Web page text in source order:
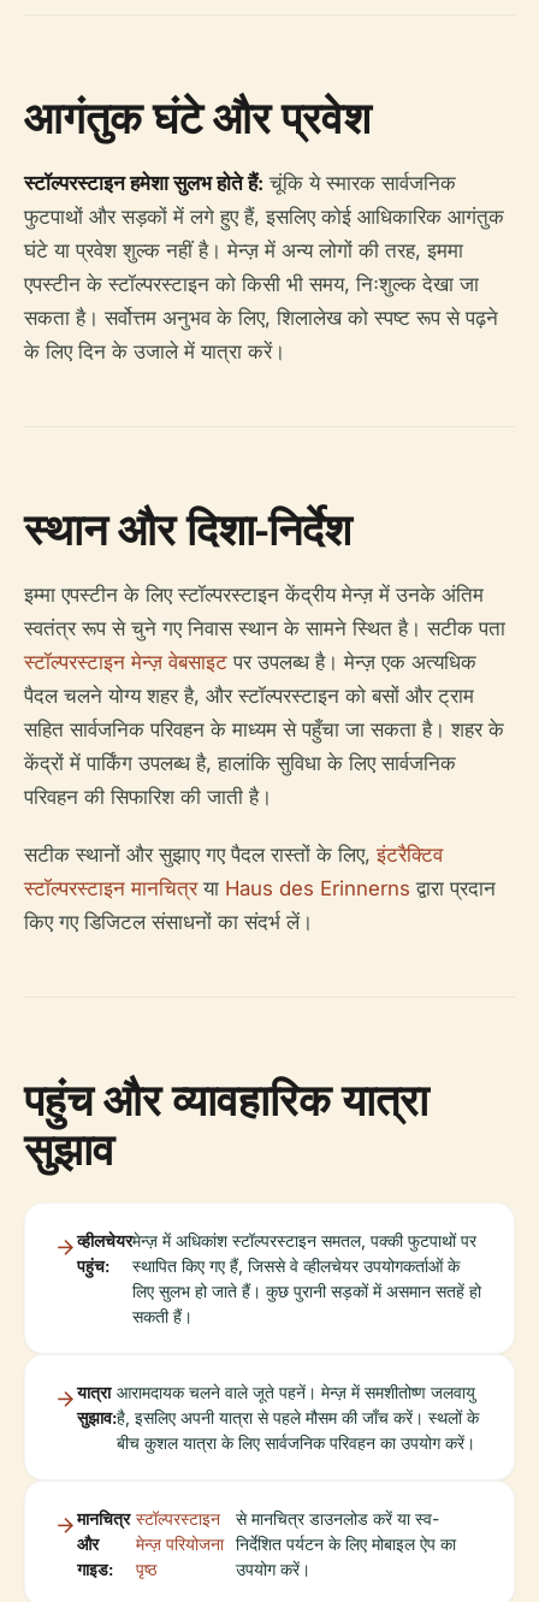
आगंतुक घंटे और प्रवेश
स्टॉल्परस्टाइन हमेशा सुलभ होते हैं: चूंकि ये स्मारक सार्वजनिक
फुटपाथों और सड़कों में लगे हुए हैं, इसलिए कोई आधिकारिक आगंतुक
घंटे या प्रवेश शुल्क नहीं है। मेन्ज़ में अन्य लोगों की तरह, इममा
एपस्टीन के स्टॉल्परस्टाइन को किसी भी समय, निःशुल्क देखा जा
सकता है। सर्वोत्तम अनुभव के लिए, शिलालेख को स्पष्ट रूप से पढ़ने
के लिए दिन के उजाले में यात्रा करें।
स्थान और दिशा-निर्देश
इम्मा एपस्टीन के लिए स्टॉल्परस्टाइन केंद्रीय मेन्ज़ में उनके अंतिम
स्वतंत्र रूप से चुने गए निवास स्थान के सामने स्थित है। सटीक पता
स्टॉल्परस्टाइन मेन्ज़ वेबसाइट पर उपलब्ध है। मेन्ज़ एक अत्यधिक
पैदल चलने योग्य शहर है, और स्टॉल्परस्टाइन को बसों और ट्राम
सहित सार्वजनिक परिवहन के माध्यम से पहुँचा जा सकता है। शहर के
केंद्रों में पार्किंग उपलब्ध है, हालांकि सुविधा के लिए सार्वजनिक
परिवहन की सिफारिश की जाती है।
सटीक स्थानों और सुझाए गए पैदल रास्तों के लिए,इंटरैक्टिव
स्टॉल्परस्टाइन मानचित्रया Haus des Erinnerns द्वारा प्रदान
किए गए डिजिटल संसाधनों का संदर्भ लें।
पहुंच और व्यावहारिक यात्रा
सुझाव
व्हीलचेयर
पहुंच:
मेन्ज़ में अधिकांश स्टॉल्परस्टाइन समतल, पक्की फुटपाथों पर
स्थापित किए गए हैं, जिससे वे व्हीलचेयर उपयोगकर्ताओं के
लिए सुलभ हो जाते हैं। कुछ पुरानी सड़कों में असमान सतहें हो
सकती हैं।
यात्रा
सुझाव:
आरामदायक चलने वाले जूते पहनें। मेन्ज़ में समशीतोष्ण जलवायु
है, इसलिए अपनी यात्रा से पहले मौसम की जाँच करें। स्थलों के
बीच कुशल यात्रा के लिए सार्वजनिक परिवहन का उपयोग करें।
मानचित्र
और
गाइड:
स्टॉल्परस्टाइन
मेन्ज़ परियोजना
पृष्ठ
से मानचित्र डाउनलोड करें या स्व-
निर्देशित पर्यटन के लिए मोबाइल ऐप का
उपयोग करें।